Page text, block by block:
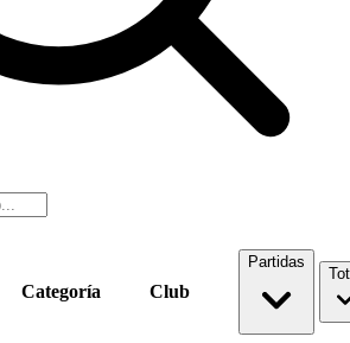
Categoría Club
Partidas